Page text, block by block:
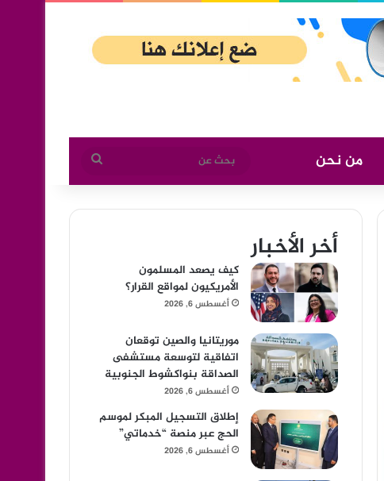
من نحن
بحث
عن
أخر الأخبار
كيف يصعد المسلمون
الأمريكيون لمواقع القرار؟
أغسطس 6, 2026
موريتانيا والصين توقعان
اتفاقية لتوسعة مستشفى
الصداقة بنواكشوط الجنوبية
أغسطس 6, 2026
إطلاق التسجيل المبكر لموسم
الحج عبر منصة “خدماتي”
أغسطس 6, 2026